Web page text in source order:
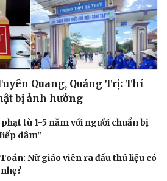
Podcast
Quang, Quảng Trị: Thí
bị ảnh hưởng
tù 1-5 năm với người chuẩn bị
dâm"
Nữ giáo viên ra đầu thú liệu có